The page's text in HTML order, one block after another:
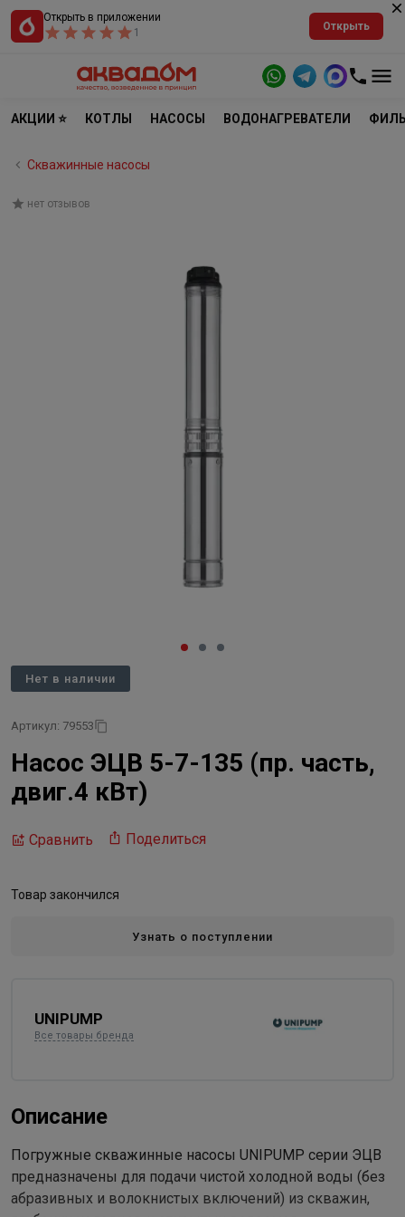
Открыть в приложении
1
Открыть
АКЦИИ ⭐ КОТЛЫ НАСОСЫ ВОДОНАГРЕВАТЕЛИ
Скважинные насосы
нет отзывов
Нет в наличии
Артикул: 79553
Насос ЭЦВ 5-7-135 (пр. часть,
двиг.4 кВт)
Сравнить Поделиться
Товар закончился
Узнать о поступлении
UNIPUMP
Все товары бренда
Описание
Погружные скважинные насосы UNIPUMP серии ЭЦВ
предназначены для подачи чистой холодной воды (без
абразивных и волокнистых включений) из скважин,